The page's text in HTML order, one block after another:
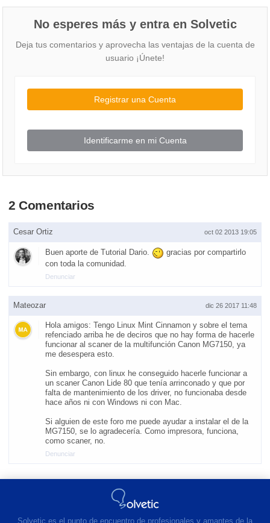
No esperes más y entra en Solvetic
Deja tus comentarios y aprovecha las ventajas de la cuenta de
usuario ¡Únete!
Registrar una Cuenta
Identificarme en mi Cuenta
2 Comentarios
Cesar Ortiz oct 02 2013 19:05
Buen aporte de Tutorial Dario.
gracias por compartirlo
con toda la comunidad.
Denunciar
Mateozar dic 26 2017 11:48
Hola amigos: Tengo Linux Mint Cinnamon y sobre el tema
refenciado arriba he de deciros que no hay forma de hacerle
funcionar al scaner de la multifunción Canon MG7150, ya
me desespera esto.
Sin embargo, con linux he conseguido hacerle funcionar a
un scaner Canon Lide 80 que tenía arrinconado y que por
falta de mantenimiento de los driver, no funcionaba desde
hace años ni con Windows ni con Mac.
Si alguien de este foro me puede ayudar a instalar el de la
MG7150, se lo agradecería. Como impresora, funciona,
como scaner, no.
Denunciar
Solvetic es el punto de encuentro de profesionales y amantes de la